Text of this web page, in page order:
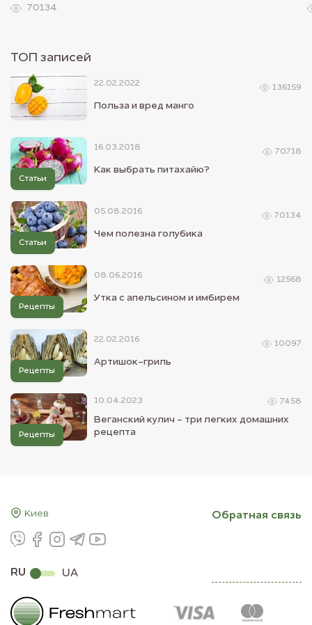
70134
ТОП записей
22.02.2022
Польза и вред манго
136159
16.03.2018
Статьи
Как выбрать питахайю?
70718
05.08.2016
Статьи
Чем полезна голубика
70134
08.06.2016
Рецепты
Утка с апельсином и имбирем
12568
22.02.2016
Рецепты
Артишок-гриль
10097
10.04.2023
Рецепты
Веганский кулич - три легких домашних
рецепта
7458
Киев
RU UA
Обратная связь